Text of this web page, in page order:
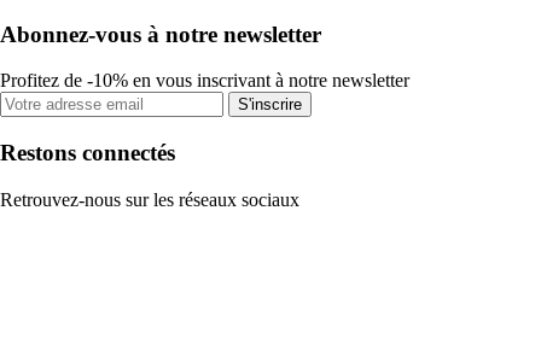
Abonnez-vous à notre newsletter
Profitez de -10% en vous inscrivant à notre newsletter
S'inscrire
Restons connectés
Retrouvez-nous sur les réseaux sociaux